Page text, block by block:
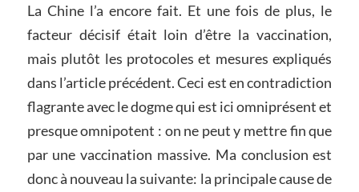
La Chine l’a encore fait. Et une fois de plus, le
facteur décisif était loin d’être la vaccination,
mais plutôt les protocoles et mesures expliqués
dans l’article précédent. Ceci est en contradiction
flagrante avec le dogme qui est ici omniprésent et
presque omnipotent : on ne peut y mettre fin que
par une vaccination massive. Ma conclusion est
donc à nouveau la suivante: la principale cause de